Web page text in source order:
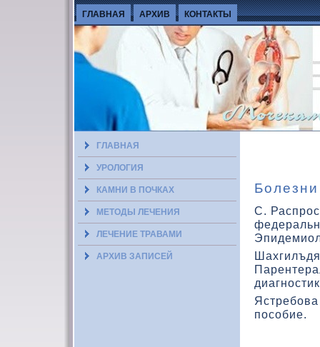
ГЛАВНАЯ АРХИВ КОНТАКТЫ
ГЛАВНАЯ
УРОЛОГИЯ
КАМНИ В ПОЧКАХ
МЕТОДЫ ЛЕЧЕНИЯ
ЛЕЧЕНИЕ ТРАВАМИ
АРХИВ ЗАПИСЕЙ
С.
пособие.